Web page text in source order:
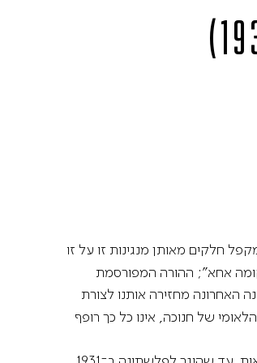
מקפל חלקים מאותן מנגינות זו על זו
אחא"; ההורה המפורסמת
השיר "למולדתי" של מרדכי זעירא משנת 1927, ו"מעוז צור", שהוא ככל הנראה לחן לותרני מהמאה ה15. המנגינה האחרונה מחזירה אותנו לצורת
של חנוכה, אינו כל כך רופף